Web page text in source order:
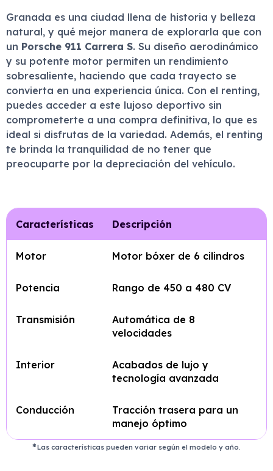
Granada es una ciudad llena de historia y belleza
natural, y qué mejor manera de explorarla que con
un Porsche 911 Carrera S. Su diseño aerodinámico
y su potente motor permiten un rendimiento
sobresaliente, haciendo que cada trayecto se
convierta en una experiencia única. Con el renting,
puedes acceder a este lujoso deportivo sin
comprometerte a una compra definitiva, lo que es
ideal si disfrutas de la variedad. Además, el renting
te brinda la tranquilidad de no tener que
preocuparte por la depreciación del vehículo.
Características Descripción
Motor Motor bóxer de 6 cilindros
Potencia Rango de 450 a 480 CV
Transmisión
Automática de 8
velocidades
Interior
Acabados de lujo y
tecnología avanzada
Conducción
Tracción trasera para un
manejo óptimo
Las características pueden variar según el modelo y año.